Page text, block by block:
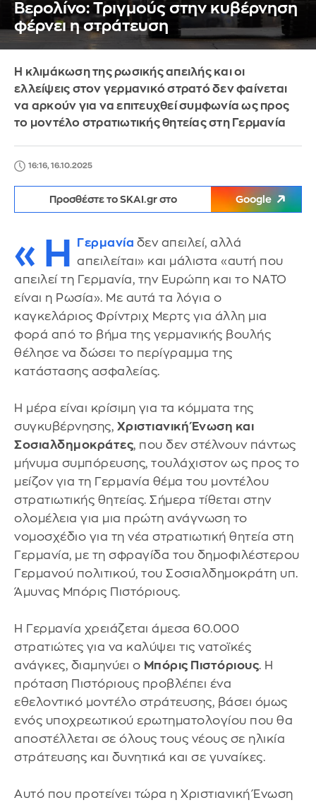
Βερολίνο: Τριγμούς στην κυβέρνηση
φέρνει η στράτευση
Η κλιμάκωση της ρωσικής απειλής και οι
ελλείψεις στον γερμανικό στρατό δεν φαίνεται
να αρκούν για να επιτευχθεί συμφωνία ως προς
το μοντέλο στρατιωτικής θητείας στη Γερμανία
16:16, 16.10.2025
Προσθέστε το SKAI.gr στο Google
«Η Γερμανία δεν απειλεί, αλλά
απειλείται» και μάλιστα «αυτή που
απειλεί τη Γερμανία, την Ευρώπη και το ΝΑΤΟ
είναι η Ρωσία». Με αυτά τα λόγια ο
καγκελάριος Φρίντριχ Μερτς για άλλη μια
φορά από το βήμα της γερμανικής βουλής
θέλησε να δώσει το περίγραμμα της
κατάστασης ασφαλείας.
Η μέρα είναι κρίσιμη για τα κόμματα της
συγκυβέρνησης, Χριστιανική Ένωση και
Σοσιαλδημοκράτες, που δεν στέλνουν πάντως
μήνυμα συμπόρευσης, τουλάχιστον ως προς το
μείζον για τη Γερμανία θέμα του μοντέλου
στρατιωτικής θητείας. Σήμερα τίθεται στην
ολομέλεια για μια πρώτη ανάγνωση το
νομοσχέδιο για τη νέα στρατιωτική θητεία στη
Γερμανία, με τη σφραγίδα του δημοφιλέστερου
Γερμανού πολιτικού, του Σοσιαλδημοκράτη υπ.
Άμυνας Μπόρις Πιστόριους.
Η Γερμανία χρειάζεται άμεσα 60.000
στρατιώτες για να καλύψει τις νατοϊκές
ανάγκες, διαμηνύει ο Μπόρις Πιστόριους. Η
πρόταση Πιστόριους προβλέπει ένα
εθελοντικό μοντέλο στράτευσης, βάσει όμως
ενός υποχρεωτικού ερωτηματολογίου που θα
αποστέλλεται σε όλους τους νέους σε ηλικία
στράτευσης και δυνητικά και σε γυναίκες.
Αυτό που προτείνει τώρα η Χριστιανική Ένωση